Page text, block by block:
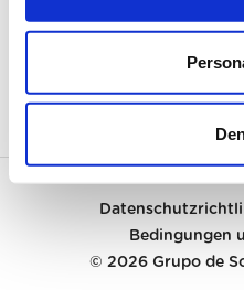
KONTAKT
PREGUNTAS FRECUENTES
Bedingungen
© 2026 Grupo de